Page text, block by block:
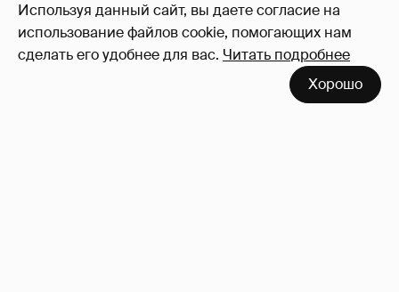
Используя данный сайт, вы даете согласие на
использование файлов cookie, помогающих нам
сделать его удобнее для вас. Читать подробнее
Хорошо